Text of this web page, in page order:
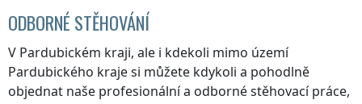
ODBORNÉ STĚHOVÁNÍ
V Pardubickém kraji, ale i kdekoli mimo území
Pardubického krajesi můžete kdykoli a pohodlně
objednat naše profesionální a odborné stěhovací práce,